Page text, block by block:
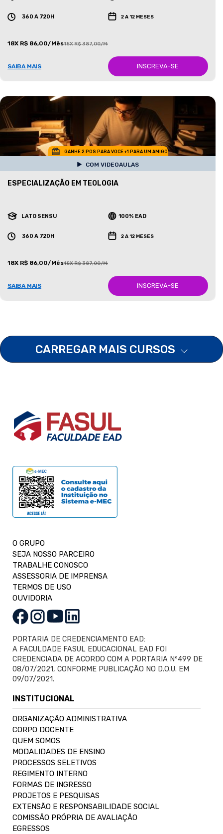
360 A 720H 2 A 12 MESES
18X R$ 86,00/Mês18X R$ 387,00/Mês
SAIBA MAIS INSCREVA-SE
GANHE 2 POS PARA VOCE +1 PARA UM AMIGO
COM VIDEOAULAS
ESPECIALIZAÇÃO EM TEOLOGIA
LATO SENSU 100% EAD
360 A 720H 2 A 12 MESES
18X R$ 86,00/Mês18X R$ 387,00/Mês
SAIBA MAIS INSCREVA-SE
CARREGAR MAIS CURSOS
O GRUPO
SEJA NOSSO PARCEIRO
TRABALHE CONOSCO
ASSESSORIA DE IMPRENSA
TERMOS DE USO
OUVIDORIA
PORTARIA DE CREDENCIAMENTO EAD:
A FACULDADE FASUL EDUCACIONAL EAD FOI
CREDENCIADA DE ACORDO COM A PORTARIA Nº499 DE
08/07/2021, CONFORME PUBLICAÇÃO NO D.O.U. EM
09/07/2021.
INSTITUCIONAL
ORGANIZAÇÃO ADMINISTRATIVA
CORPO DOCENTE
QUEM SOMOS
MODALIDADES DE ENSINO
PROCESSOS SELETIVOS
REGIMENTO INTERNO
FORMAS DE INGRESSO
PROJETOS E PESQUISAS
EXTENSÃO E RESPONSABILIDADE SOCIAL
COMISSÃO PRÓPRIA DE AVALIAÇÃO
EGRESSOS